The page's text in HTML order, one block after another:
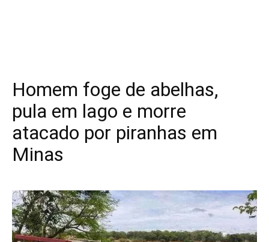
Homem foge de abelhas,
pula em lago e morre
atacado por piranhas em
Minas